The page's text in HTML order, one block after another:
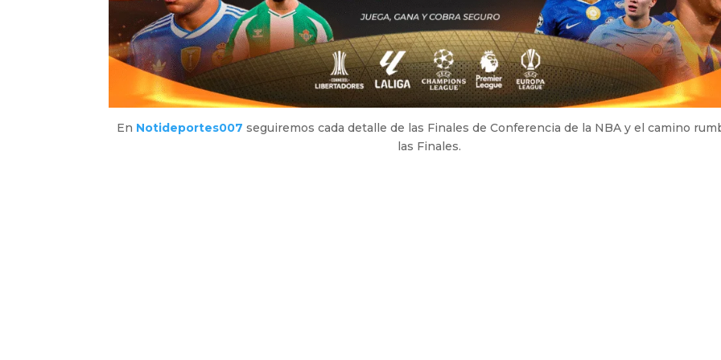
En Notideportes007 seguiremos cada detalle de las Finales de Conferencia de la NBA y el camino
las Finales.